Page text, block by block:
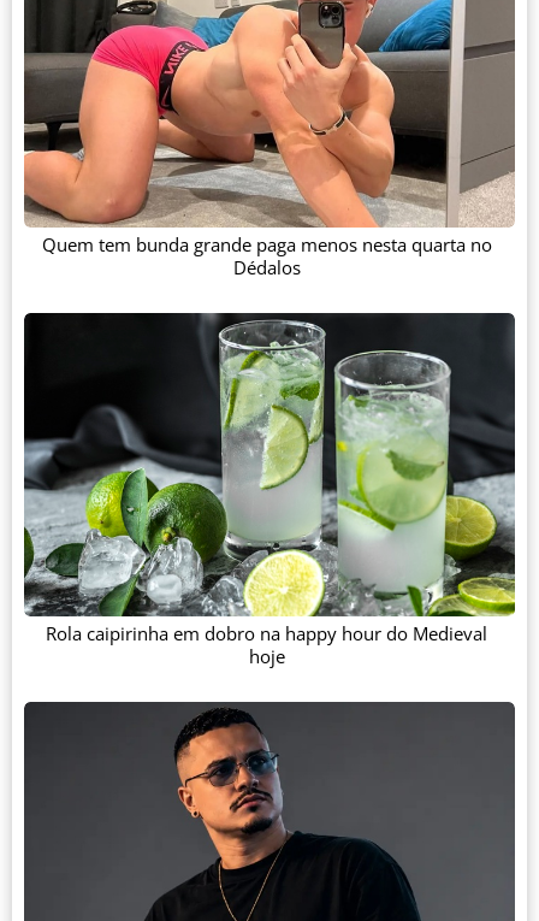
Quem tem bunda grande paga menos nesta quarta no
Dédalos
Rola caipirinha em dobro na happy hour do Medieval
hoje